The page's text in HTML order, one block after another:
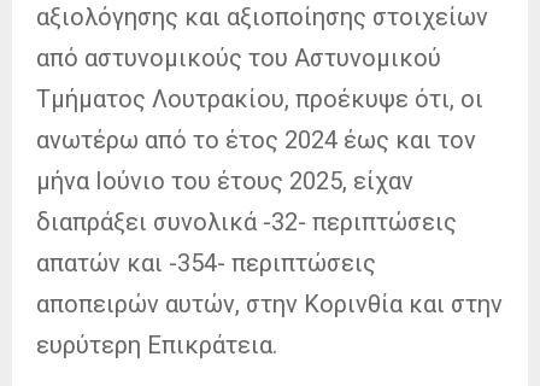
αξιολόγησης και αξιοποίησης στοιχείων
από αστυνομικούς του Αστυνομικού
Τμήματος Λουτρακίου, προέκυψε ότι, οι
ανωτέρω από το έτος 2024 έως και τον
μήνα Ιούνιο του έτους 2025, είχαν
διαπράξει συνολικά -32- περιπτώσεις
απατών και -354- περιπτώσεις
αποπειρών αυτών, στην Κορινθία και στην
ευρύτερη Επικράτεια.